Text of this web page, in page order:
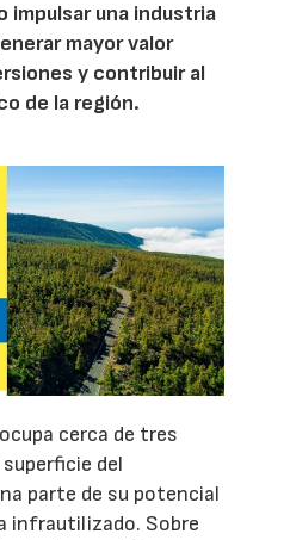
impulsar una industria
mayor valor
y contribuir al
de la región.
cerca de tres
del
parte de su potencial
infrautilizado. Sobre